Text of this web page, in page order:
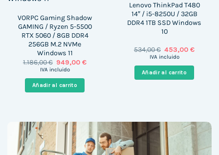
VORPC Gaming Shadow
GAMING / Ryzen 5-5500
RTX 5060 / 8GB DDR4
256GB M.2 NVMe
Windows 11
1.186,00€ El
precio
era:
1.186,00 €.
949,00€El
IVA incluido
Añadir al carrito
Lenovo ThinkPad T480
14″ / i5-8250U / 32GB
DDR4 1TB SSD Windows
10
534,00€ El
precio
era:
534,00 €.
453,00€El
IVA incluido
Añadir al carrito